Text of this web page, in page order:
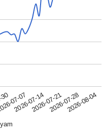
07-07
2026-07-142026-07-212026-07-282026-08-04